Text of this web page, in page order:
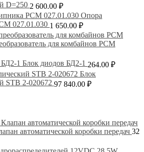
D=250 2 600.00 ₽
Опора
027.01.030 1 650.00 ₽
для комбайнов РСМ
Блок диодов БД2-1 264.00 ₽
Блок
STB 2-020672 97 840.00 ₽
автоматической коробки передач 32